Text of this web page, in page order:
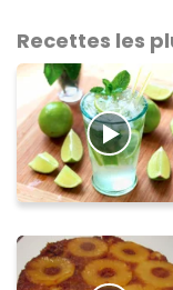
Recettes les